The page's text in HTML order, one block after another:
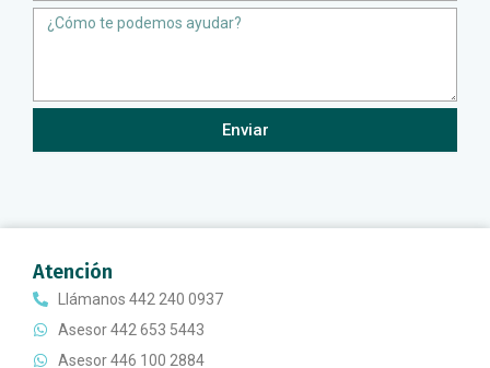
Message
Enviar
Atención
Llámanos 442 240 0937
Asesor 442 653 5443
Asesor 446 100 2884